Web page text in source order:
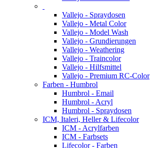
Vallejo - Spraydosen
Vallejo - Metal Color
Vallejo - Model Wash
Vallejo - Grundierungen
Vallejo - Weathering
Vallejo - Traincolor
Vallejo - Hilfsmittel
Vallejo - Premium RC-Color
Farben - Humbrol
Humbrol - Email
Humbrol - Acryl
Humbrol - Spraydosen
ICM, Italeri, Heller & Lifecolor
ICM - Acrylfarben
ICM - Farbsets
Lifecolor - Farben